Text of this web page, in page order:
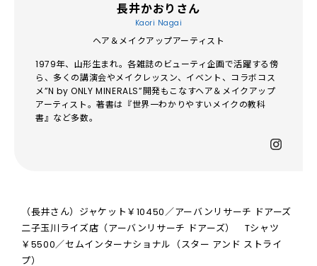
長井かおりさん
Kaori Nagai
ヘア＆メイクアップアーティスト
1979年、山形生まれ。各雑誌のビューティ企画で活躍する傍
ら、多くの講演会やメイクレッスン、イベント、コラボコス
メ”N by ONLY MINERALS”開発もこなすヘア＆メイクアップ
アーティスト。著書は『世界一わかりやすいメイクの教科
書』など多数。
（長井さん）ジャケット￥10450／アーバンリサーチ ドアーズ
二子玉川ライズ店（アーバンリサーチ ドアーズ） Tシャツ
￥5500／セムインターナショナル（スター アンド ストライ
プ）